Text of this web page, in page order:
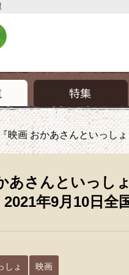
映画 おかあさんといっし
あさんといっ
年9月10日全
しょ 映画